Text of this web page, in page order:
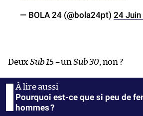
— BOLA 24 (@bola24pt) 24
DeuxSub 15= un Sub 30, non ?
Pourquoi est-ce que si peu de
hommes ?